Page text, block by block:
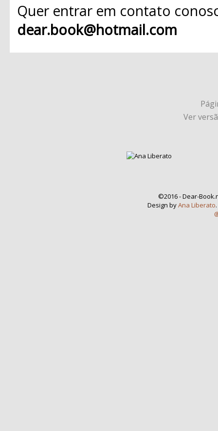
Quer entrar em contato
dear.book@hotmail.com
Ver
©2016 - Dear-
Design byAna Liberato